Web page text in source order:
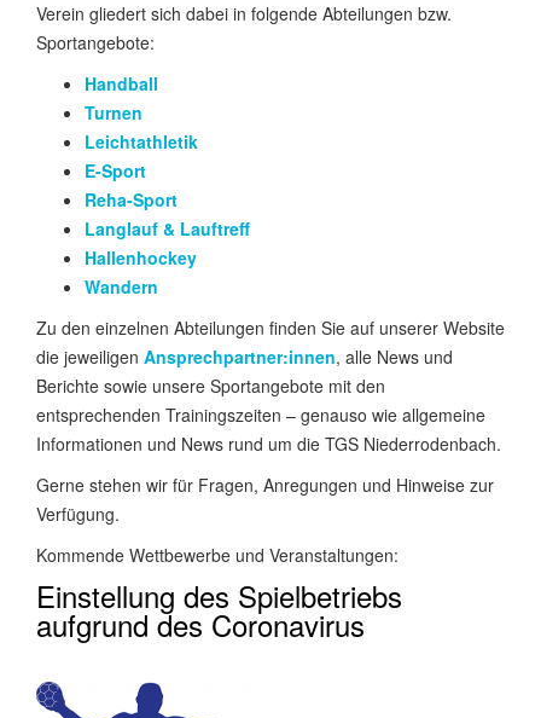
Verein gliedert sich dabei in folgende Abteilungen bzw.
Sportangebote:
Handball
Turnen
Leichtathletik
E-Sport
Reha-Sport
Langlauf & Lauftreff
Hallenhockey
Wandern
Zu den einzelnen Abteilungen finden Sie auf unserer Website
die jeweiligen Ansprechpartner:innen, alle News und
Berichte sowie unsere Sportangebote mit den
entsprechenden Trainingszeiten – genauso wie allgemeine
Informationen und News rund um die TGS Niederrodenbach.
Gerne stehen wir für Fragen, Anregungen und Hinweise zur
Verfügung.
Kommende Wettbewerbe und Veranstaltungen:
Einstellung des Spielbetriebs
aufgrund des Coronavirus